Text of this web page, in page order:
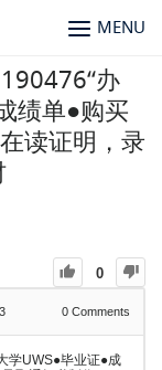
MENU
办
绩单●购买
读证明，录
0
0 Comments
学UWS●毕业证●成